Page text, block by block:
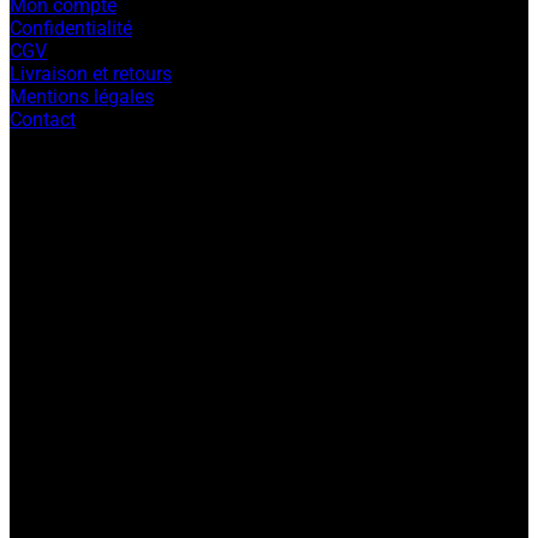
du
produit
Mon compte
Confidentialité
CGV
Livraison et retours
Mentions légales
Contact